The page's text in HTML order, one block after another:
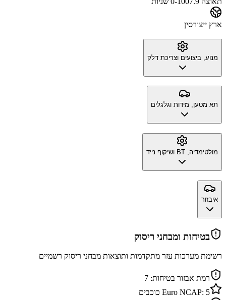
ארץ ייצורסין
מנוע, ביצועים וצריכת דלק
תא מטען, מידות וגלגלים
מולטימדיה, BT ושיקוף נייד
איבזור
בטיחות ומבחני ריסוק
רשימת מערכות עזר מתקדמות ותוצאות מבחני ריסוק רשמיים
רמת אבזור בטיחות: 7
Euro NCAP: 5
כוכבים